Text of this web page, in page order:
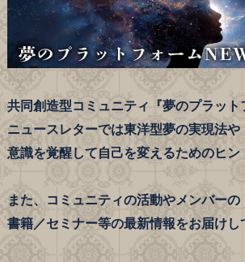
共同創造型コミュニティ『夢のプラット
ニュースレターでは東洋型夢の実現法や
意識を覚醒して自己を変えるためのヒン
また、コミュニティの活動やメンバーの
書籍／セミナー等の最新情報をお届けし